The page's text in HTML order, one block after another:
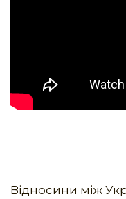
Відносини між